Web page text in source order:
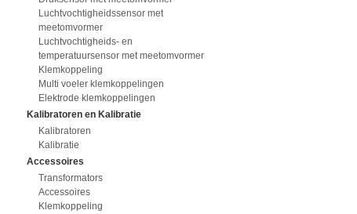
Luchtvochtigheidssensor met
meetomvormer
Luchtvochtigheids- en
temperatuursensor met meetomvormer
Klemkoppeling
Multi voeler klemkoppelingen
Elektrode klemkoppelingen
Kalibratoren en Kalibratie
Kalibratoren
Kalibratie
Accessoires
Transformators
Accessoires
Klemkoppeling